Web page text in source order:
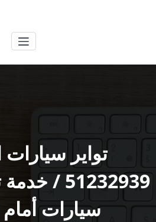
تواير
51232939‬
سيارات